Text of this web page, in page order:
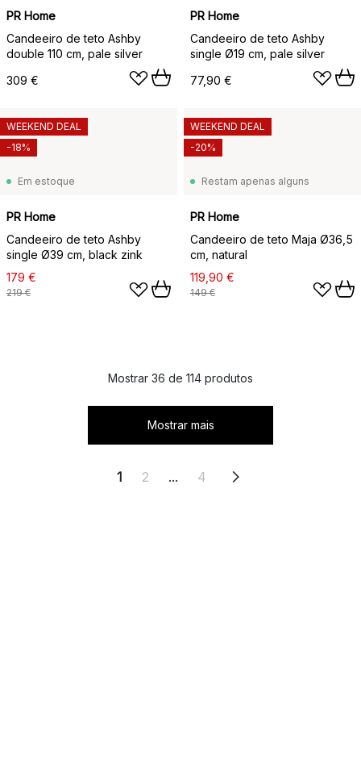
PR Home
Candeeiro de teto Ashby
double 110 cm, pale silver
309 €
PR Home
Candeeiro de teto Ashby
single Ø19 cm, pale silver
77,90 €
Em estoque
PR Home
Candeeiro de teto Ashby
single Ø39 cm, black zink
179 €
219 €
WEEKEND DEAL
-18%
Restam apenas alguns
PR Home
Candeeiro de teto Maja Ø36,5
cm, natural
119,90 €
149 €
WEEKEND DEAL
-20%
Mostrar 36 de 114 produtos
Mostrar mais
1 2 ... 4